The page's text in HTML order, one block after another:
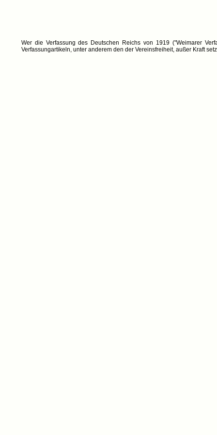
Wer die Verfassung des Deutschen Reichs von 1919 ("Weimarer
Verfassungartikeln, unter anderem den der Vereinsfreiheit, außer Kraft